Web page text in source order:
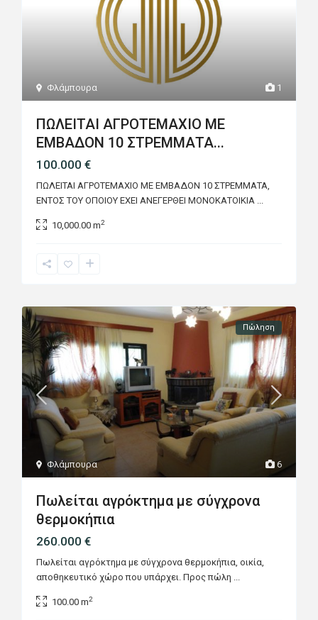
1
Φλάμπουρα
ΠΩΛΕΙΤΑΙ ΑΓΡΟΤΕΜΑΧΙΟ ΜΕ
ΕΜΒΑΔΟΝ 10 ΣΤΡΕΜΜΑΤΑ...
100.000 €
ΠΩΛΕΙΤΑΙ ΑΓΡΟΤΕΜΑΧΙΟ ΜΕ ΕΜΒΑΔΟΝ 10 ΣΤΡΕΜΜΑΤΑ,
ΕΝΤΟΣ ΤΟΥ ΟΠΟΙΟΥ ΕΧΕΙ ΑΝΕΓΕΡΘΕΙ ΜΟΝΟΚΑΤΟΙΚΙΑ ...
10,000.00 m2
6
Φλάμπουρα
Πώληση
Πωλείται αγρόκτημα με σύγχρονα
θερμοκήπια
260.000 €
Πωλείται αγρόκτημα με σύγχρονα θερμοκήπια, οικία,
αποθηκευτικό χώρο που υπάρχει. Προς πώλη ...
100.00 m2